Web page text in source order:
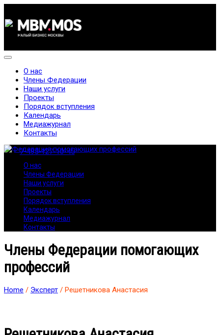
7-495-127-10-45
О нас
Члены Федерации
Наши услуги
Проекты
Порядок вступления
Календарь
Медиажурнал
Контакты
О нас
Члены Федерации
Наши услуги
Проекты
Порядок вступления
Календарь
Медиажурнал
Контакты
Члены Федерации помогающих
профессий
Home / Эксперт / Решетникова Анастасия